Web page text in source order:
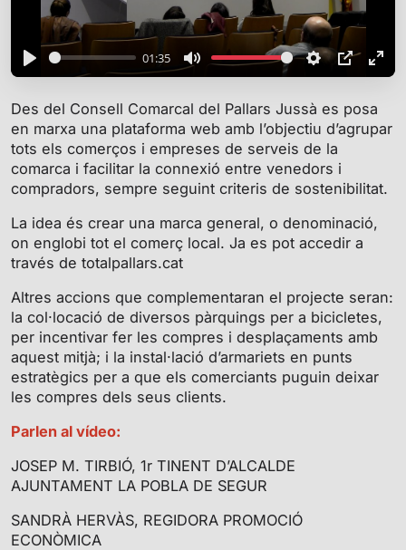
P
a
y
01:35
M
u
t
e
S
t
t
i
n
s
P
P
E
t
f
c
r
e
l
a
Des del Consell Comarcal del Pallars Jussà es posa
en marxa una plataforma web amb l’objectiu d’agrupar
tots els comerços i empreses de serveis de la
comarca i facilitar la connexió entre venedors i
compradors, sempre seguint criteris de sostenibilitat.
La idea és crear una marca general, o denominació,
on englobi tot el comerç local. Ja es pot accedir a
través de totalpallars.cat
Altres accions que complementaran el projecte seran:
la col·locació de diversos pàrquings per a bicicletes,
per incentivar fer les compres i desplaçaments amb
aquest mitjà; i la instal·lació d’armariets en punts
estratègics per a que els comerciants puguin deixar
les compres dels seus clients.
Parlen al vídeo:
JOSEP M. TIRBIÓ, 1r TINENT D’ALCALDE
AJUNTAMENT LA POBLA DE SEGUR
SANDRÀ HERVÀS, REGIDORA PROMOCIÓ
ECONÒMICA